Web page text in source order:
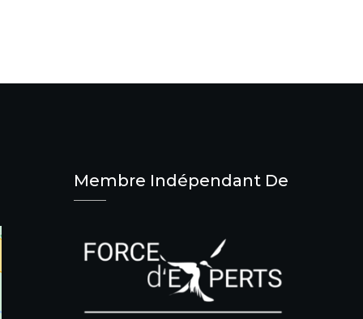
Membre Indépendant De